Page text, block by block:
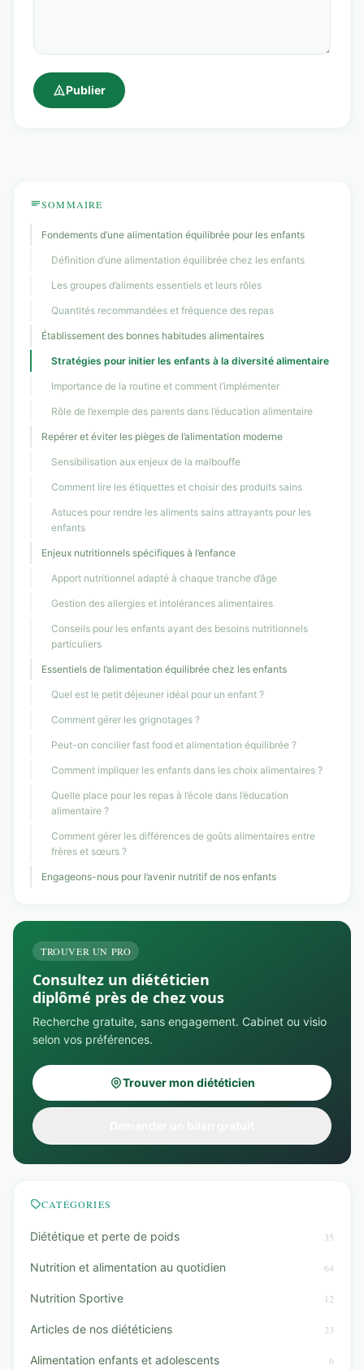
Publier
SOMMAIRE
Fondements d’une alimentation équilibrée pour les enfants
Définition d’une alimentation équilibrée chez les enfants
Les groupes d’aliments essentiels et leurs rôles
Quantités recommandées et fréquence des repas
Établissement des bonnes habitudes alimentaires
Stratégies pour initier les enfants à la diversité alimentaire
Importance de la routine et comment l’implémenter
Rôle de l’exemple des parents dans l’éducation alimentaire
Repérer et éviter les pièges de l’alimentation moderne
Sensibilisation aux enjeux de la malbouffe
Comment lire les étiquettes et choisir des produits sains
Astuces pour rendre les aliments sains attrayants pour les
enfants
Enjeux nutritionnels spécifiques à l’enfance
Apport nutritionnel adapté à chaque tranche d’âge
Gestion des allergies et intolérances alimentaires
Conseils pour les enfants ayant des besoins nutritionnels
particuliers
Essentiels de l’alimentation équilibrée chez les enfants
Quel est le petit déjeuner idéal pour un enfant ?
Comment gérer les grignotages ?
Peut-on concilier fast food et alimentation équilibrée ?
Comment impliquer les enfants dans les choix alimentaires ?
Quelle place pour les repas à l’école dans l’éducation
alimentaire ?
Comment gérer les différences de goûts alimentaires entre
frères et sœurs ?
Engageons-nous pour l’avenir nutritif de nos enfants
TROUVER UN PRO
Consultez un diététicien
diplômé près de chez vous
Recherche gratuite, sans engagement. Cabinet ou visio
selon vos préférences.
Trouver mon diététicien
CATÉGORIES
Diététique et perte de poids 35
Nutrition et alimentation au quotidien 64
Nutrition Sportive 12
Articles de nos diététiciens 23
Alimentation enfants et adolescents 6